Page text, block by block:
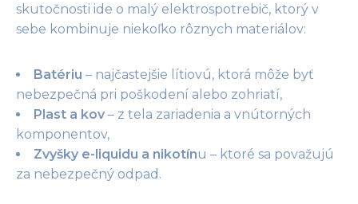
skutočnosti ide o malý elektrospotrebič, ktorý v
sebe kombinuje niekoľko rôznych materiálov:
Batériu – najčastejšie lítiovú, ktorá môže byť
nebezpečná pri poškodení alebo zohriatí,
Plast a kov – z tela zariadenia a vnútorných
komponentov,
Zvyšky e-liquidu a nikotínu – ktoré sa považujú
za nebezpečný odpad.